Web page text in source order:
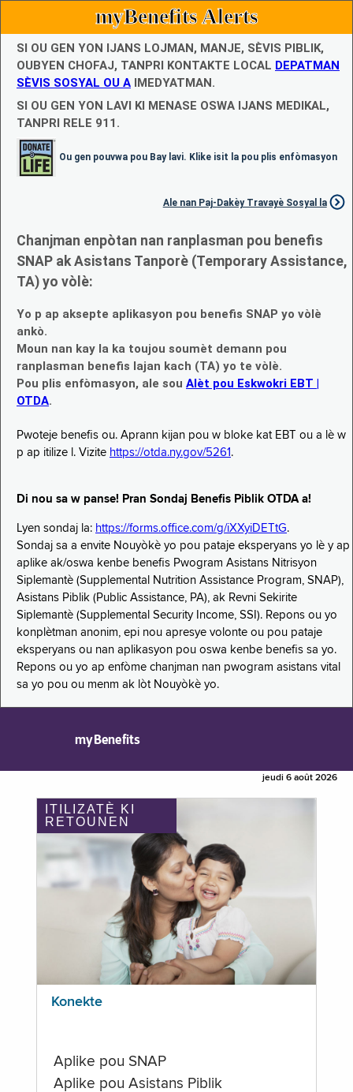
myBenefits Alerts
SI OU GEN YON IJANS LOJMAN, MANJE, SÈVIS PIBLIK,
OUBYEN CHOFAJ, TANPRI KONTAKTE LOCAL DEPATMAN
SÈVIS SOSYAL OU A IMEDYATMAN.
SI OU GEN YON LAVI KI MENASE OSWA IJANS MEDIKAL,
TANPRI RELE 911.
Ou gen pouvwa pou Bay lavi. Klike isit la pou plis enfòmasyon
Ale nan Paj-Dakèy Travayè Sosyal la
Chanjman enpòtan nan ranplasman pou benefis
SNAP ak Asistans Tanporè (Temporary Assistance,
TA) yo vòlè:
Yo p ap aksepte aplikasyon pou benefis SNAP yo vòlè
ankò.
Moun nan kay la ka toujou soumèt demann pou
ranplasman benefis lajan kach (TA) yo te vòlè.
Pou plis enfòmasyon, ale sou Alèt pou Eskwokri EBT |
OTDA.
Pwoteje benefis ou. Aprann kijan pou w bloke kat EBT ou a lè w
p ap itilize l. Vizite https://otda.ny.gov/5261 .
Di nou sa w panse! Pran Sondaj Benefis Piblik OTDA a!
Lyen sondaj la: https://forms.office.com/g/iXXyiDETtG.
Sondaj sa a envite Nouyòkè yo pou pataje eksperyans yo lè y ap
aplike ak/oswa kenbe benefis Pwogram Asistans Nitrisyon
Siplemantè (Supplemental Nutrition Assistance Program, SNAP),
Asistans Piblik (Public Assistance, PA), ak Revni Sekirite
Siplemantè (Supplemental Security Income, SSI). Repons ou yo
konplètman anonim, epi nou apresye volonte ou pou pataje
eksperyans ou nan aplikasyon pou oswa kenbe benefis sa yo.
Repons ou yo ap enfòme chanjman nan pwogram asistans vital
sa yo pou ou menm ak lòt Nouyòkè yo.
myBenefits
jeudi 6 août 2026
ITILIZATÈ KI
RETOUNEN
Konekte
Aplike pou SNAP
Aplike pou Asistans Piblik